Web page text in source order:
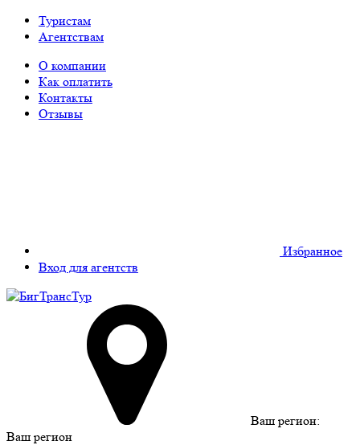
Туристам
Агентствам
О компании
Как оплатить
Контакты
Отзывы
Избранное
Вход для агентств
Ваш регион:
Ваш регион